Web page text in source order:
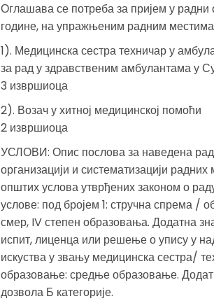
Оглашава се потреба за пријем у
године, на упражњеним радним местима
1). Медицинска сестра техничар у
за рад у здравственим амбулантама у
3 извршиоца
2). Возач у хитној медицинској помоћи
2 извршиоца
УСЛОВИ: Опис послова за наведена
организацији и систематизацији
општих услова утврђених законом о
услове: под бројем 1: стручна спрема
смер, IV степен образовања. Додатна
испит, лиценца или решење о упису у
искуства у звању медицинска сестра/
образовање: средње образовање.
дозвола Б категорије.